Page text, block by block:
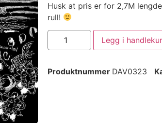
Husk at pris er for 2,7M
rull!
Legg i
Produktnummer DAV0323